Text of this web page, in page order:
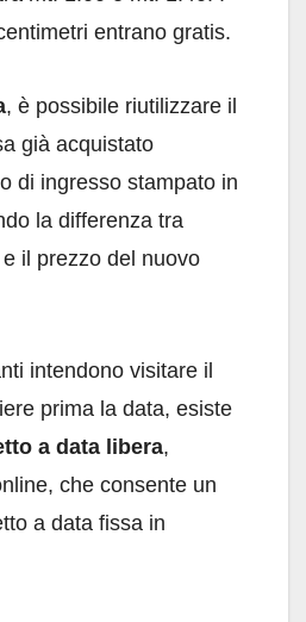
entrano gratis.
, è possibile riutilizzare il
già acquistato
di ingresso stampato in
la differenza tra
il prezzo del nuovo
intendono visitare il
prima la data, esiste
a data libera,
che consente un
a data fissa in